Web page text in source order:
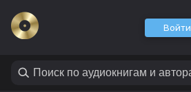
Войти